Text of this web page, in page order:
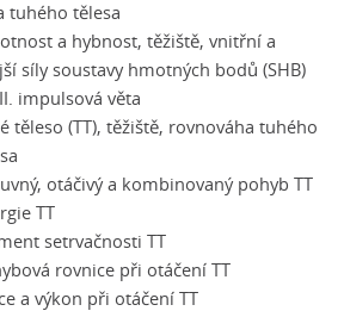
tuhého tělesa
a hybnost, těžiště, vnitřní a
síly soustavy hmotných bodů (SHB)
impulsová věta
těleso (TT), těžiště, rovnováha tuhého
otáčivý a kombinovaný pohyb TT
TT
setrvačnosti TT
rovnice při otáčení TT
a výkon při otáčení TT